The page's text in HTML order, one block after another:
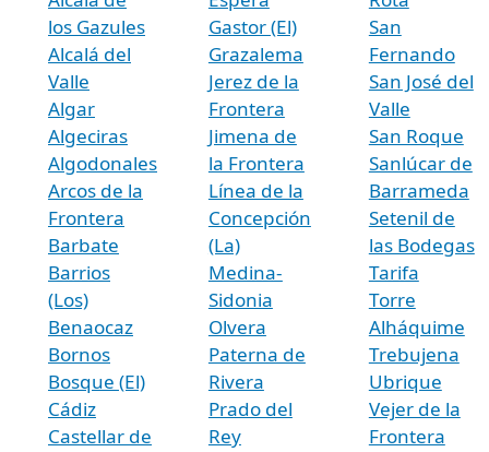
los Gazules
Alcalá del
Valle
Algar
Algeciras
Algodonales
Arcos de la
Frontera
Barbate
Barrios
(Los)
Benaocaz
Bornos
Bosque (El)
Cádiz
Castellar de
Gastor (El)
Grazalema
Jerez de la
Frontera
Jimena de
la Frontera
Línea de la
Concepción
(La)
Medina-
Sidonia
Olvera
Paterna de
Rivera
Prado del
Rey
San
Fernando
San José del
Valle
San Roque
Sanlúcar de
Barrameda
Setenil de
las Bodegas
Tarifa
Torre
Alháquime
Trebujena
Ubrique
Vejer de la
Frontera